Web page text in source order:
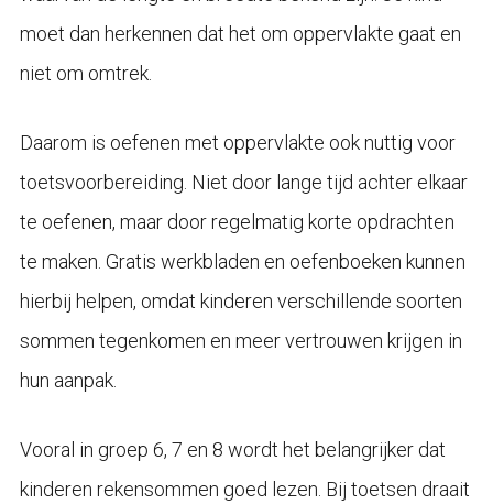
moet dan herkennen dat het om oppervlakte gaat en
niet om omtrek.
Daarom is oefenen met oppervlakte ook nuttig voor
toetsvoorbereiding. Niet door lange tijd achter elkaar
te oefenen, maar door regelmatig korte opdrachten
te maken. Gratis werkbladen en oefenboeken kunnen
hierbij helpen, omdat kinderen verschillende soorten
sommen tegenkomen en meer vertrouwen krijgen in
hun aanpak.
Vooral in groep 6, 7 en 8 wordt het belangrijker dat
kinderen rekensommen goed lezen. Bij toetsen draait